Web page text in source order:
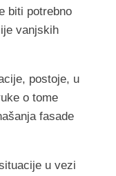
biti potrebno
vanjskih
postoje, u
o tome
fasade
u vezi